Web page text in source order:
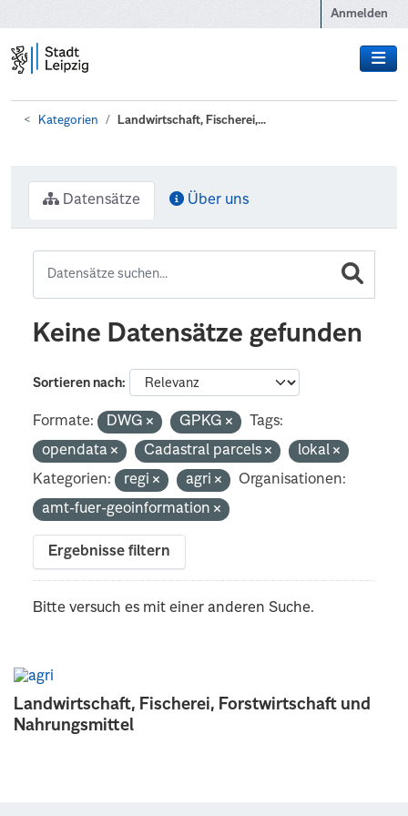
Anmelden
Kategorien Landwirtschaft, Fischerei,...
Landwirtschaft, Fischerei, Forstwirtschaft und
Nahrungsmittel
Datensätze Über uns
Keine Datensätze gefunden
Sortieren nach
Formate: DWG GPKG
Tags:
opendata
Cadastral parcels
lokal
Kategorien:
regi agri
Organisationen:
amt-fuer-geoinformation
Ergebnisse filtern
Bitte versuch es mit einer anderen Suche.